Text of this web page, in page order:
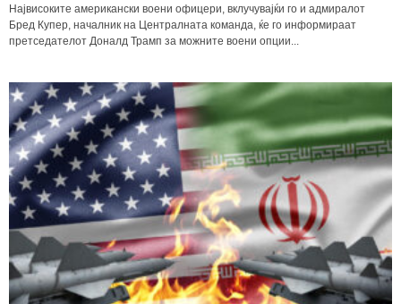
Највисоките американски воени офицери, вклучувајќи го и адмиралот
Бред Купер, началник на Централната команда, ќе го информираат
претседателот Доналд Трамп за можните воени опции...